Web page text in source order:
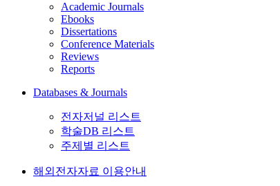
Academic Journals
Ebooks
Dissertations
Conference Materials
Reviews
Reports
Databases & Journals
전자저널 리스트
학술DB 리스트
주제별 리스트
해외전자자료 이용안내